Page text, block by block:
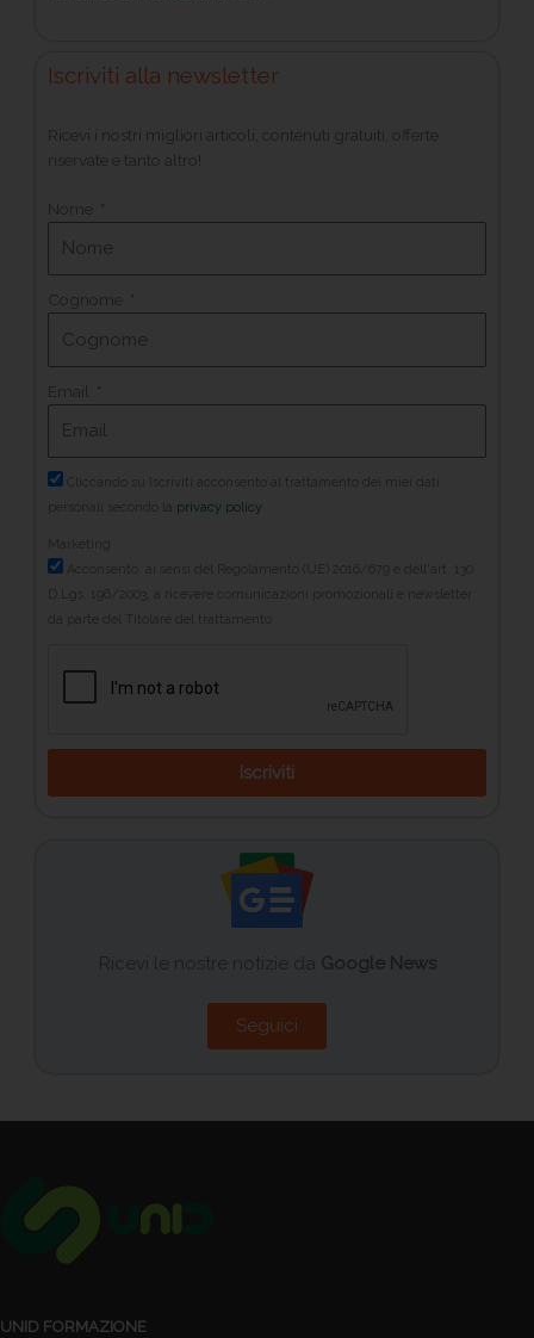
Iscriviti alla newsletter
Ricevi i nostri migliori articoli, contenuti gratuiti, offerte
riservate e tanto altro!
Nome
Cognome
Email
privacy policy
Acconsento, ai sensi del Regolamento (UE) 2016/679 e dell'art. 130
D.Lgs. 196/2003, a ricevere comunicazioni promozionali e newsletter
Iscriviti
Seguici
UNID FORMAZIONE